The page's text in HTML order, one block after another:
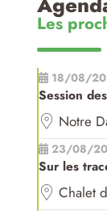
Les
18/08/
Session
Notre
23/08/
Sur les
Chalet